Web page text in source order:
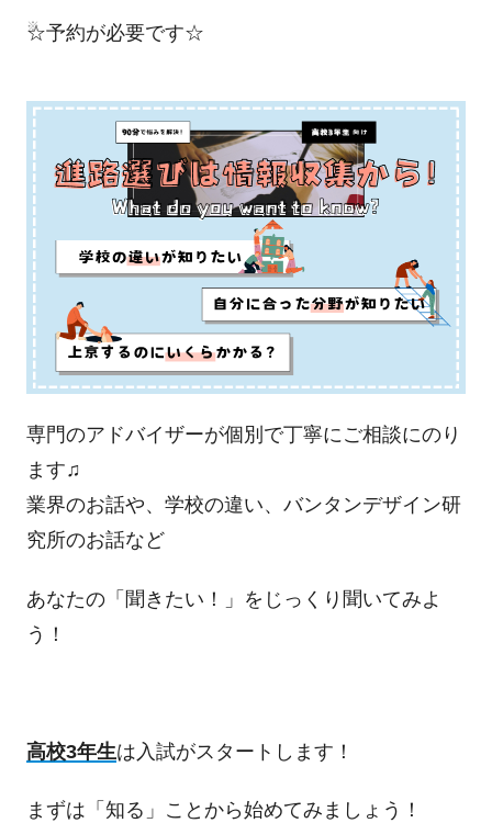
☆予約が必要です☆
専門のアドバイザーが個別で丁寧にご相談にのり
ます♫
業界のお話や、学校の違い、バンタンデザイン研
究所のお話など
あなたの「聞きたい！」をじっくり聞いてみよ
う！
高校3年生は入試がスタートします！
まずは「知る」ことから始めてみましょう！